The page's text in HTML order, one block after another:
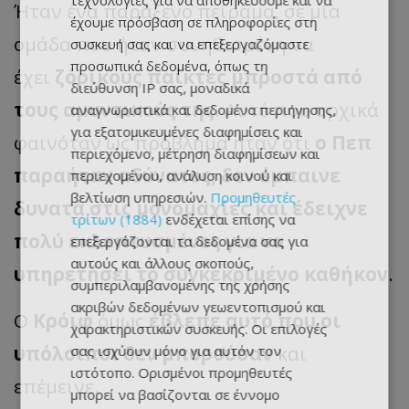
Ήταν ένα παράξενο πείραμα, σε μία
ομάδα που ήταν συνηθισμένη να
έχει ζόρικους παίκτες μπροστά από
τους αμυντικούς της. Αυτό που αρχικά
φαινόταν ως πρόβλημα ήταν ότι ο Πεπ
παραήταν αδύνατος, δεν έμπαινε
δυνατά στις μονομαχίες και έδειχνε
πολύ εκλεπτυσμένος για να
υπηρετήσει το συγκεκριμένο καθήκον.
Ο Κρόιφόμωςέβλεπε αυτό που οι
υπόλοιποι δεν μπορούσανκαι
επέμεινε.
έχουμε πρόσβαση σε πληροφορίες στη
συσκευή σας και να επεξεργαζόμαστε
προσωπικά δεδομένα, όπως τη
διεύθυνση IP σας, μοναδικά
αναγνωριστικά και δεδομένα περιήγησης,
για εξατομικευμένες διαφημίσεις και
περιεχόμενο, μέτρηση διαφημίσεων και
περιεχομένου, ανάλυση κοινού και
βελτίωση υπηρεσιών. Προμηθευτές
τρίτων (1884)ενδέχεται επίσης να
επεξεργάζονται τα δεδομένα σας για
αυτούς και άλλους σκοπούς,
συμπεριλαμβανομένης της χρήσης
ακριβών δεδομένων γεωεντοπισμού και
χαρακτηριστικών συσκευής. Οι επιλογές
σας ισχύουν μόνο για αυτόν τον
ιστότοπο. Ορισμένοι προμηθευτές
μπορεί να βασίζονται σε έννομο